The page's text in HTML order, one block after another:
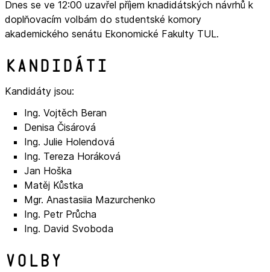
Dnes se ve 12:00 uzavřel příjem knadidátských návrhů k
doplňovacím volbám do studentské komory
akademického senátu Ekonomické Fakulty TUL.
Kandidáti
Kandidáty jsou:
Ing. Vojtěch Beran
Denisa Čisárová
Ing. Julie Holendová
Ing. Tereza Horáková
Jan Hoška
Matěj Kůstka
Mgr. Anastasiia Mazurchenko
Ing. Petr Průcha
Ing. David Svoboda
Volby